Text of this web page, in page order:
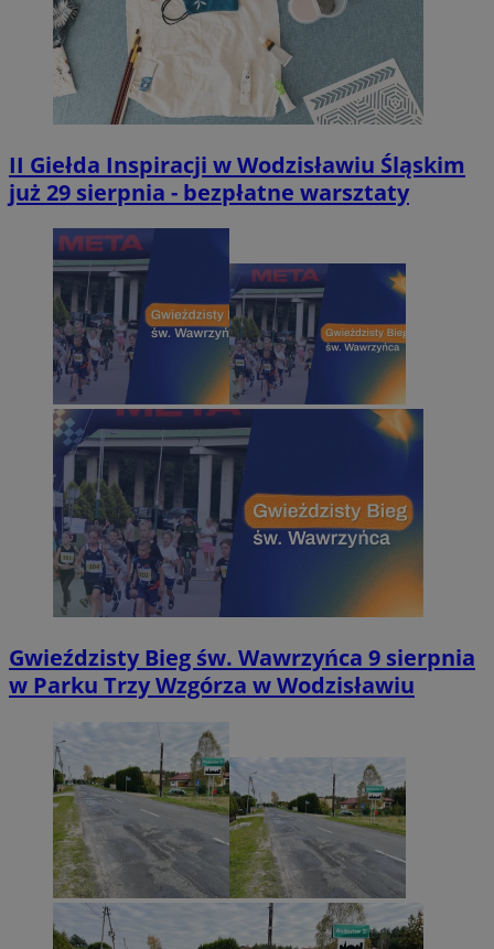
II Giełda Inspiracji w Wodzisławiu Śląskim
już 29 sierpnia - bezpłatne warsztaty
Gwieździsty Bieg św. Wawrzyńca 9 sierpnia
w Parku Trzy Wzgórza w Wodzisławiu